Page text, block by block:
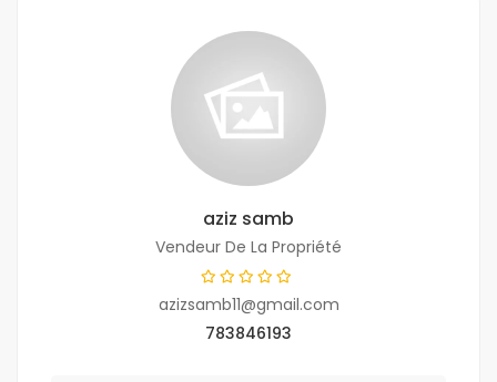
aziz samb
Vendeur De La Propriété
azizsamb11@gmail.com
783846193